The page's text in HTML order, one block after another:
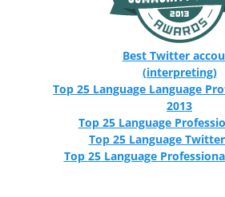
Best Twitter
(interpreting)
Top 25 Language Language
2013
Top 25 Language
Top 25 Language
Top 25 Language